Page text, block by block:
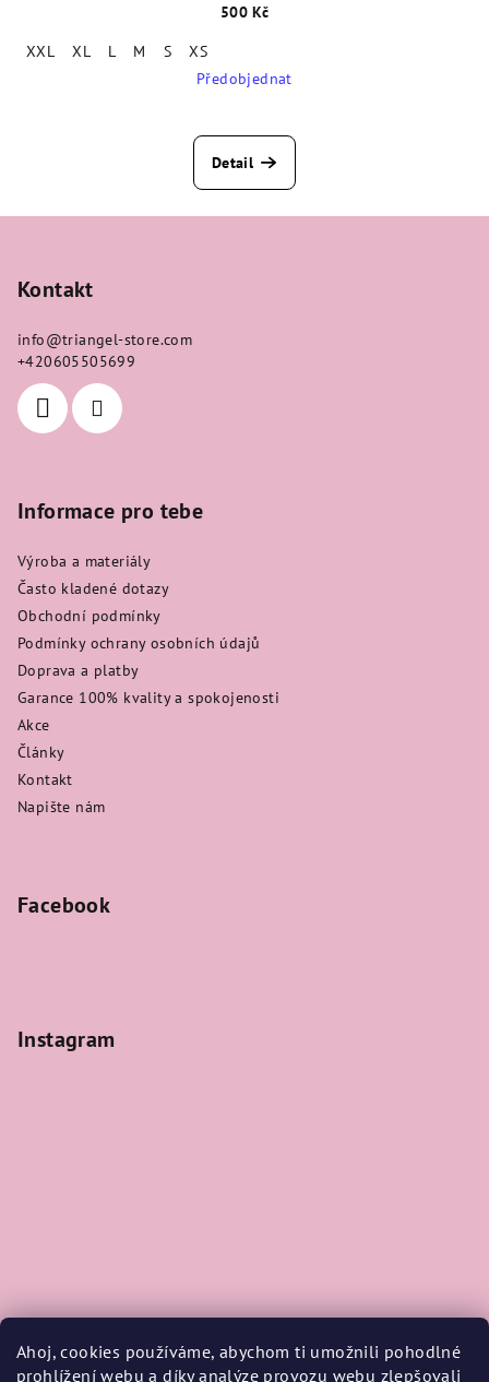
Ahoj, cookies používáme, abychom ti umožnili pohodlné
prohlížení webu a díky analýze provozu webu zlepšovali
500 Kč
XXL
XL L M S
XS
Předobjednat
Detail
Kontakt
info@triangel-store.com
+420605505699
Informace pro tebe
Výroba a materiály
Často kladené dotazy
Obchodní podmínky
Podmínky ochrany osobních údajů
Doprava a platby
Garance 100% kvality a spokojenosti
Akce
Články
Kontakt
Napište nám
Facebook
Instagram